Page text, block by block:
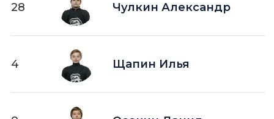
28 Чулкин Александр
4 Щапин Илья